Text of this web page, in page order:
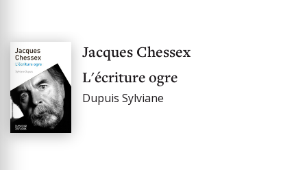
Jacques Chessex
L'écriture ogre
Dupuis Sylviane